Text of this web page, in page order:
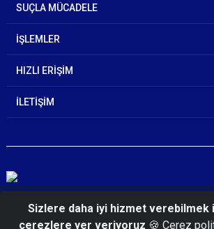
SUÇLA MÜCADELE
İŞLEMLER
HIZLI ERİŞİM
İLETİŞİM
Komutanlığı
Sizlere daha iyi hizmet verebilmek
çerezlere yer veriyoruz 🍪 Çerez